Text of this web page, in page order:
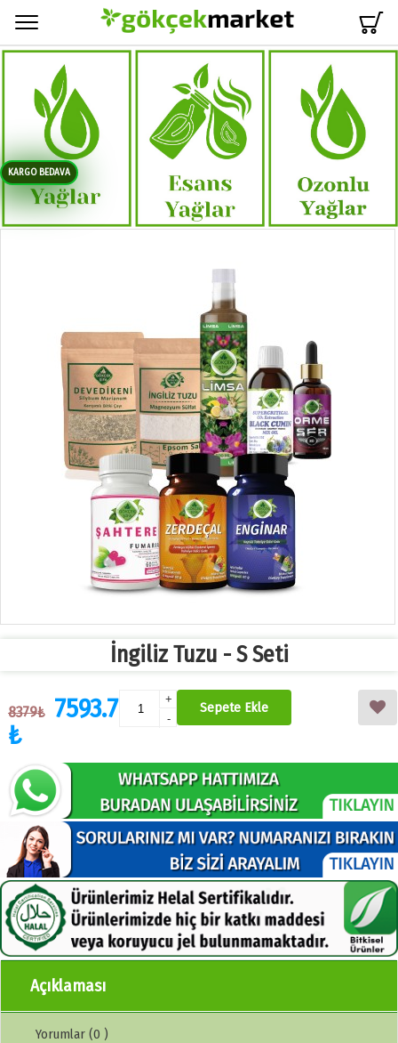
KARGO BEDAVA
İngiliz Tuzu - S Seti
8379₺ 7593.7
₺
+
-
Sepete Ekle
Açıklaması
Yorumlar (0 )